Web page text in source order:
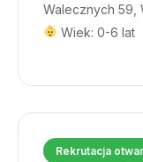
Walecznych 59,
Wiek: 0-6 lat
Rekrutacja